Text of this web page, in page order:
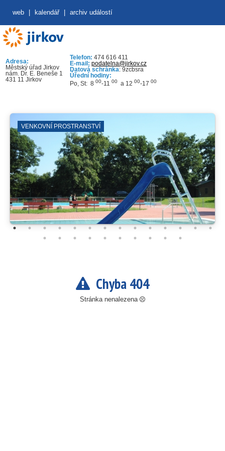
web kalendář archiv událostí
Adresa:
Městský úřad Jirkov
nám. Dr. E. Beneše 1
431 11 Jirkov
Telefon: 474 616 411
E-mail: podatelna@jirkov.cz
Datová schránka: 9zcbsra
Úřední hodiny:
Po, St: 8 00-11 00 a 12 00-17 00
VENKOVNÍ PROSTRANSTVÍ
Chyba 404
Stránka nenalezena